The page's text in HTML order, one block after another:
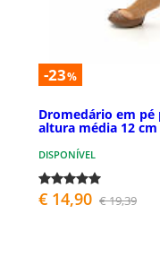
-23%
Dromedário em
altura média 12 cm
DISPONÍVEL
€ 14,90 € 19,39